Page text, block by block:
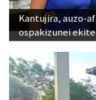
Kantujira, auzo-
ospakizunei